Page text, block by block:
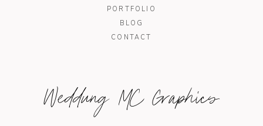
PORTFOLIO
BLOG
CONTACT
Weddung MC Graphics